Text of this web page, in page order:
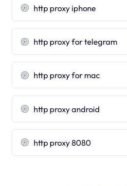
http proxy iphone
http proxy for telegram
http proxy for mac
http proxy android
http proxy 8080